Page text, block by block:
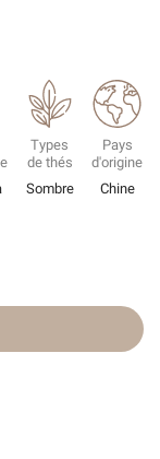
Types
de thés
Sombre
Pays
d'origine
Chine